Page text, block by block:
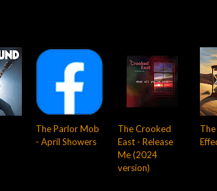
The Parlor Mob
- April Showers
The Crooked
East - Release
Me (2024
version)